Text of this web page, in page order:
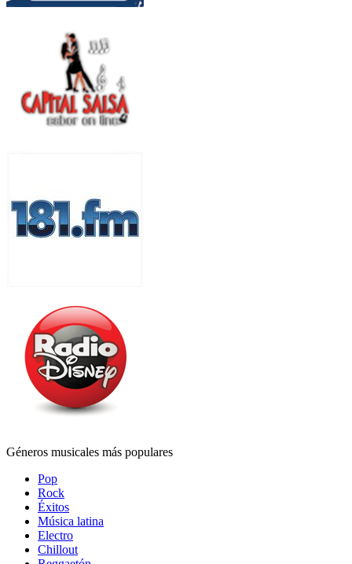
Géneros musicales más populares
Pop
Rock
Éxitos
Música latina
Electro
Chillout